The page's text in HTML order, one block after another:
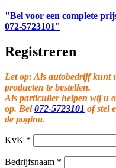
"Bel voor een complete
072-5723101"
Registreren
Let op: Als autobedrijf kunt
producten te bestellen.
Als particulier helpen wij u
op. Bel072-5723101 of stel
de pagina.
KvK *
Bedrijfsnaam *